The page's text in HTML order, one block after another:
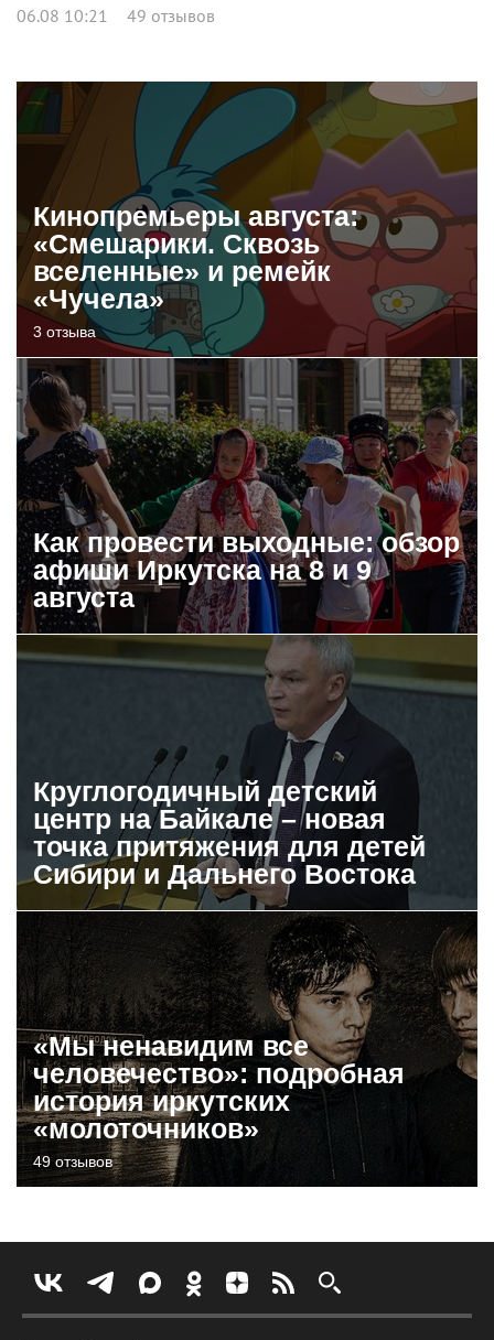
06.08 10:21 49 отзывов
Кинопремьеры августа:
«Смешарики. Сквозь
вселенные» и ремейк
«Чучела»
3 отзыва
Как провести выходные: обзор
афиши Иркутска на 8 и 9
августа
Круглогодичный детский
центр на Байкале – новая
точка притяжения для детей
Сибири и Дальнего Востока
«Мы ненавидим все
человечество»: подробная
история иркутских
«молоточников»
49 отзывов